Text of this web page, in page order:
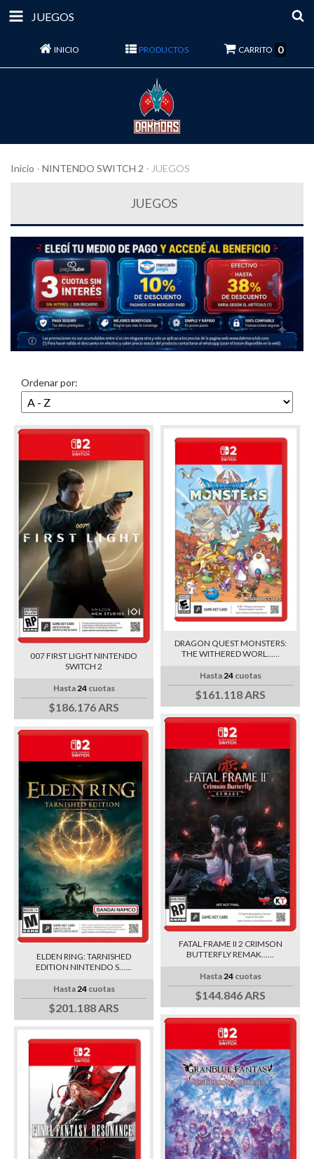
JUEGOS
INICIO PRODUCTOS CARRITO 0
Inicio - NINTENDO SWITCH 2 - JUEGOS
JUEGOS
Ordenar por:
007 FIRST LIGHT NINTENDO
SWITCH 2
Hasta 24cuotas
$186.176 ARS
DRAGON QUEST MONSTERS:
THE WITHERED WORL......
Hasta24cuotas
$161.118 ARS
ELDEN RING: TARNISHED
EDITION NINTENDO S......
Hasta 24cuotas
$201.188 ARS
FATAL FRAME II 2 CRIMSON
BUTTERFLY REMAK......
Hasta24cuotas
$144.846 ARS